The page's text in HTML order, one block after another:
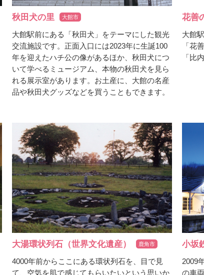
秋田犬の里 大館市
大館駅前にある「秋田犬」をテーマにした観光
交流施設です。正面入口には2023年に生誕100
年を迎えたハチ公の像があるほか、秋田犬につ
いて学べるミュージアム、本物の秋田犬を見ら
れる展示室があります。お土産に、大館の名産
品や秋田犬グッズなどを買うこともできます。
花善
大館
「花
「比
大湯環状列石（世界文化遺産） 鹿角市
4000年前からここにある環状列石を、目で見
て、空気を肌で感じてもらいたいという思いか
小坂
2009
の車